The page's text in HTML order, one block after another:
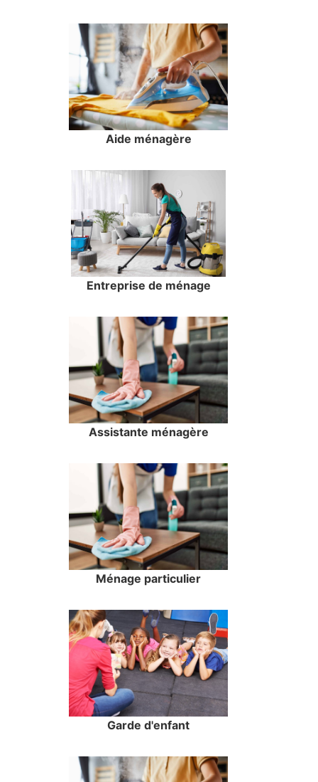
Aide ménagère
Entreprise de ménage
Assistante ménagère
Ménage particulier
Garde d'enfant